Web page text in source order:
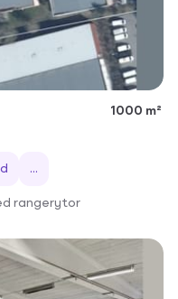
1000 m²
...
rangerytor